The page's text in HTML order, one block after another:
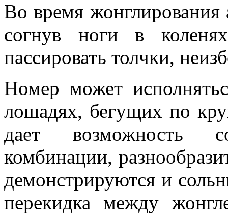
Во время жонглирования
согнув ноги в
пассировать толчки,
Номер может
лошадях, бегущих по
дает возможность
комбинации,
демонстрируются и
перекидка между